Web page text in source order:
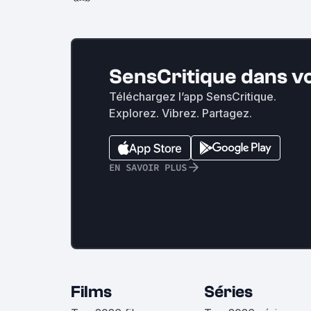
SensCritique dans
Téléchargez l’app SensCritique.
Explorez. Vibrez. Partagez.
EN SAVOIR PLUS
Films Séries